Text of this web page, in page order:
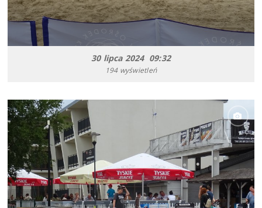
30 lipca 2024 09:32
194 wyświetleń